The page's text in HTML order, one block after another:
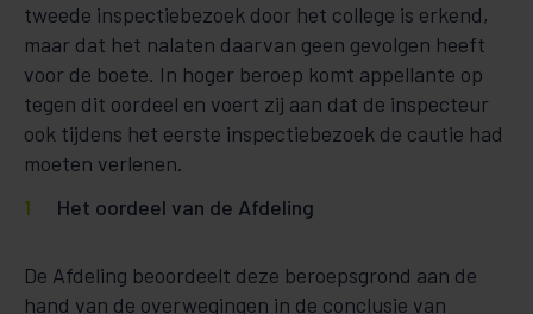
tweede inspectiebezoek door het college is erkend,
maar dat het nalaten daarvan geen gevolgen heeft
voor de boete. In hoger beroep komt appellante op
tegen dit oordeel en voert zij aan dat de inspecteur
ook tijdens het eerste inspectiebezoek de cautie had
moeten verlenen.
Het oordeel van de Afdeling
De Afdeling beoordeelt deze beroepsgrond aan de
hand van de overwegingen in de conclusie van